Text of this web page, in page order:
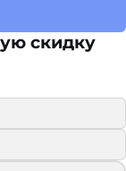
скидку